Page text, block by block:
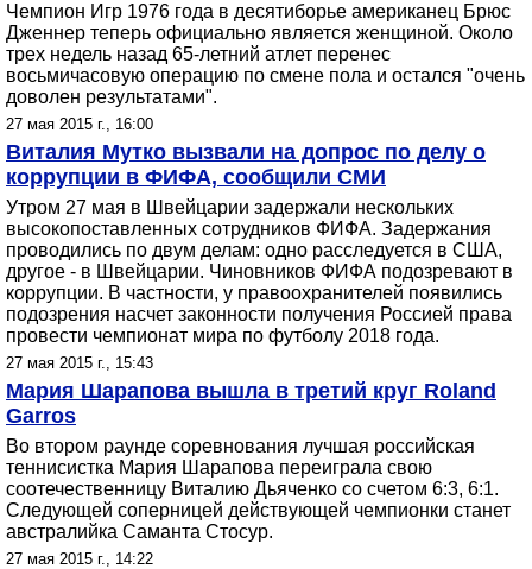
Чемпион Игр 1976 года в десятиборье американец Брюс
Дженнер теперь официально является женщиной. Около
трех недель назад 65-летний атлет перенес
восьмичасовую операцию по смене пола и остался "очень
доволен результатами".
27 мая 2015 г., 16:00
Виталия Мутко вызвали на допрос по делу о
коррупции в ФИФА, сообщили СМИ
Утром 27 мая в Швейцарии задержали нескольких
высокопоставленных сотрудников ФИФА. Задержания
проводились по двум делам: одно расследуется в США,
другое - в Швейцарии. Чиновников ФИФА подозревают в
коррупции. В частности, у правоохранителей появились
подозрения насчет законности получения Россией права
провести чемпионат мира по футболу 2018 года.
27 мая 2015 г., 15:43
Мария Шарапова вышла в третий круг Roland
Garros
Во втором раунде соревнования лучшая российская
теннисистка Мария Шарапова переиграла свою
соотечественницу Виталию Дьяченко со счетом 6:3, 6:1.
Следующей соперницей действующей чемпионки станет
австралийка Саманта Стосур.
27 мая 2015 г., 14:22